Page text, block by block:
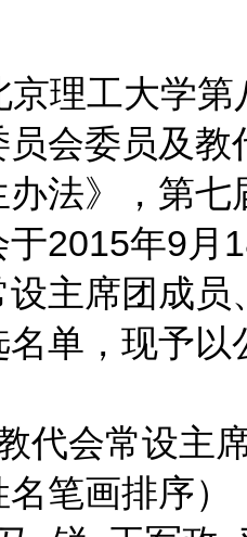
理工大学第
员会委员及
法》，第
2015年9月
设主席团成
名单，现予以
代会常设主
笔画排序）